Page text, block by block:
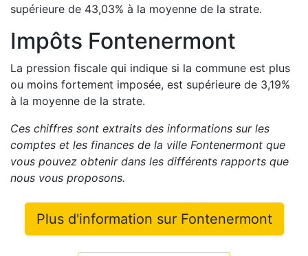
supérieure de 43,03% à la moyenne de la strate.
Impôts Fontenermont
La pression fiscale qui indique si la commune est plus
ou moins fortement imposée, est supérieure de 3,19%
à la moyenne de la strate.
Ces chiffres sont extraits des informations sur les
comptes et les finances de la ville Fontenermont que
vous pouvez obtenir dans les différents rapports que
nous vous proposons.
Plus d'information sur Fontenermont